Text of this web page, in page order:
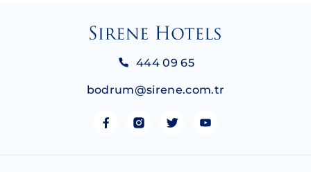
444 09 65
bodrum@sirene.com.tr